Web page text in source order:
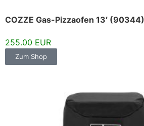
COZZE Gas-Pizzaofen 13′ (90344)
255.00 EUR
Zum Shop